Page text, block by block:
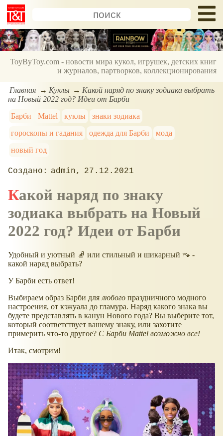
ToyByToy.com - новости мира кукол, игрушек, детских книг
и журналов, партворков, коллекционирования
Главная Куклы
Какой наряд по знаку зодиака выбрать
на Новый 2022 год? Идеи от Барби
Барби
Mattel куклы
знаки зодиака
гороскопы и гадания
одежда для Барби
мода
новый год
admin 27.12.2021
Какой наряд по знаку
зодиака выбрать на Новый
2022 год? Идеи от Барби
Удобный и уютный 🧦 или стильный и шикарный 👡 -
какой наряд выбрать?
У Барби есть ответ!
Выбираем образ Барби для любого праздничного модного
настроения, от кэжуала до гламура. Наряд какого знака вы
будете представлять в канун Нового года? Вы выберите тот,
который соответствует вашему знаку, или захотите
примерить что-то другое? С Барби Mattel возможно все!
Итак, смотрим!